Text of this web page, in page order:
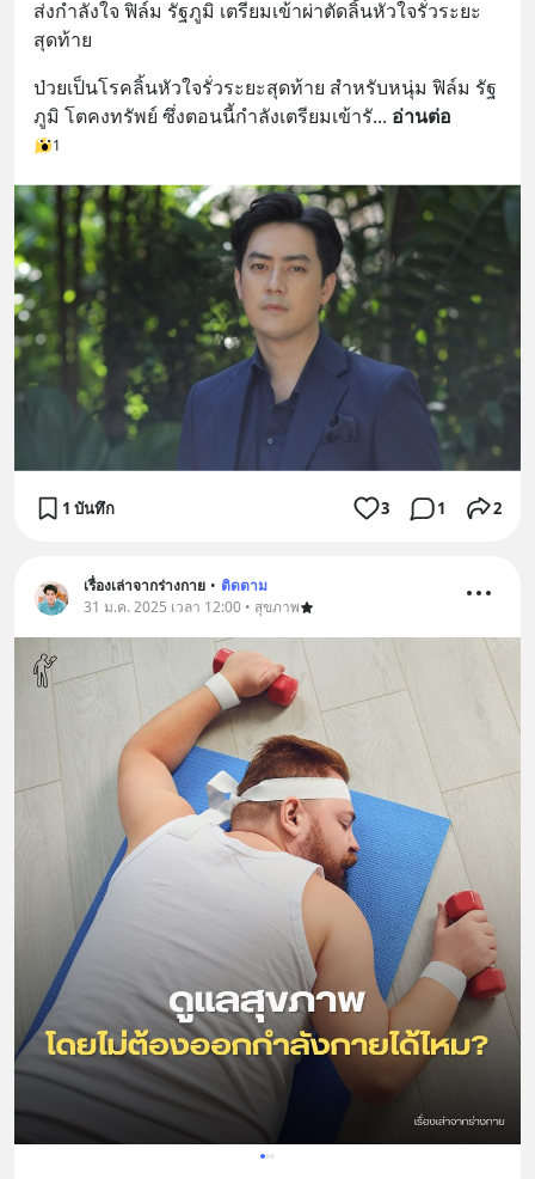
ส่งกำลังใจ ฟิล์ม รัฐภูมิ เตรียมเข้าผ่าตัดลิ้นหัวใจรั่วระยะ
สุดท้าย
ป่วยเป็นโรคลิ้นหัวใจรั่วระยะสุดท้าย สำหรับหนุ่ม ฟิล์ม รัฐ
ภูมิ โตคงทรัพย์ ซึ่งตอนนี้กำลังเตรียมเข้ารั... อ่านต่อ
1
1 บันทึก 3 1 2
เรื่องเล่าจากร่างกาย • ติดตาม
31 ม.ค. 2025 เวลา 12:00 • สุขภาพ